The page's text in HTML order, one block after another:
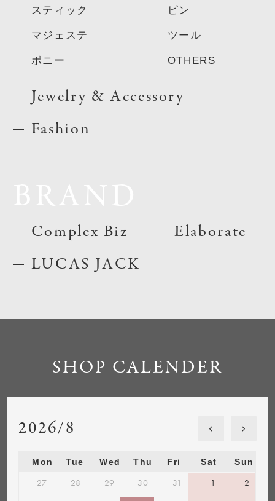
スティック
マジェステ
ポニー
ピン
ツール
OTHERS
Jewelry & Accessory
Fashion
Complex Biz
LUCAS JACK
Elaborate
SHOP CALENDER
2026/8
Mon Tue Wed Thu Fri Sat Sun
27 28 29 30 31 1 2